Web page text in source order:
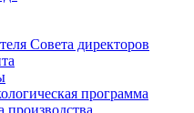
Совета директоров
программа
производства